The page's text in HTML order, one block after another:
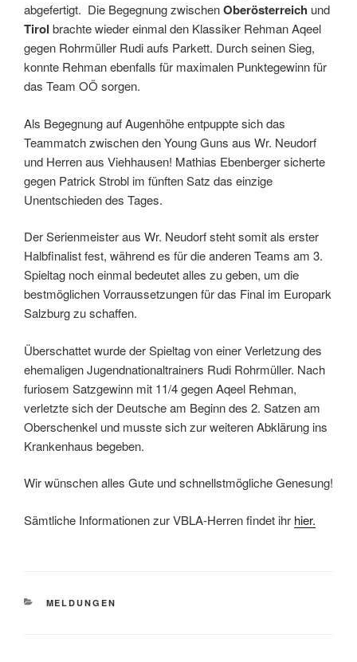
abgefertigt. Die Begegnung zwischenOberösterreich und
Tirol brachte wieder einmal den Klassiker Rehman Aqeel
gegen Rohrmüller Rudi aufs Parkett. Durch seinen Sieg,
konnte Rehman ebenfalls für maximalen Punktegewinn für
das Team OÖ sorgen.
Als Begegnung auf Augenhöhe entpuppte sich das
Teammatch zwischen den Young Guns aus Wr. Neudorf
und Herren aus Viehhausen! Mathias Ebenberger sicherte
gegen Patrick Strobl im fünften Satz das einzige
Unentschieden des Tages.
Der Serienmeister aus Wr. Neudorf steht somit als erster
Halbfinalist fest, während es für die anderen Teams am 3.
Spieltag noch einmal bedeutet alles zu geben, um die
bestmöglichen Vorraussetzungen für das Final im Europark
Salzburg zu schaffen.
Überschattet wurde der Spieltag von einer Verletzung des
ehemaligen Jugendnationaltrainers Rudi Rohrmüller. Nach
furiosem Satzgewinn mit 11/4 gegen Aqeel Rehman,
verletzte sich der Deutsche am Beginn des 2. Satzen am
Oberschenkel und musste sich zur weiteren Abklärung ins
Krankenhaus begeben.
Wir wünschen alles Gute und schnellstmögliche Genesung!
Sämtliche Informationen zur VBLA-Herren findet ihr hier.
KATEGORIEN
MELDUNGEN